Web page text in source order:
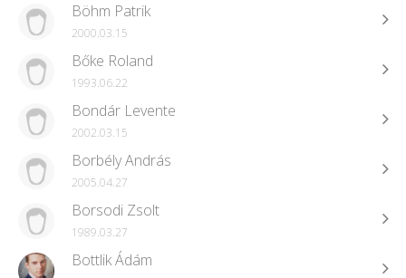
Böhm Patrik
2000.03.15
Bőke Roland
1993.06.22
Bondár Levente
2002.03.15
Borbély András
2005.04.27
Borsodi Zsolt
1989.03.27
Bottlik Ádám